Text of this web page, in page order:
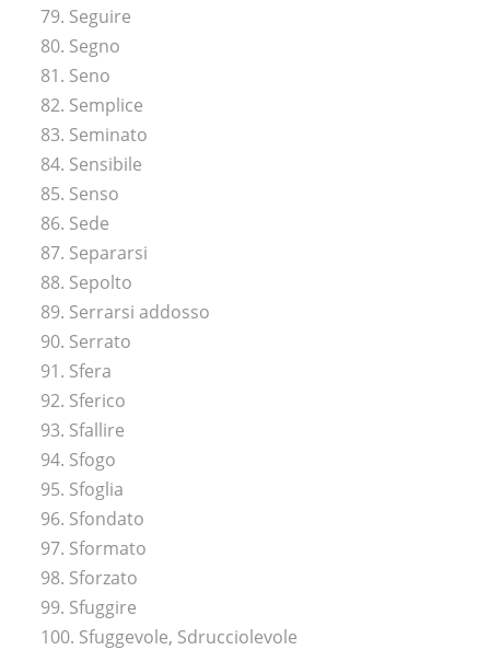
79. Seguire
80. Segno
81. Seno
82. Semplice
83. Seminato
84. Sensibile
85. Senso
86. Sede
87. Separarsi
88. Sepolto
89. Serrarsi addosso
90. Serrato
91. Sfera
92. Sferico
93. Sfallire
94. Sfogo
95. Sfoglia
96. Sfondato
97. Sformato
98. Sforzato
99. Sfuggire
100. Sfuggevole, Sdrucciolevole